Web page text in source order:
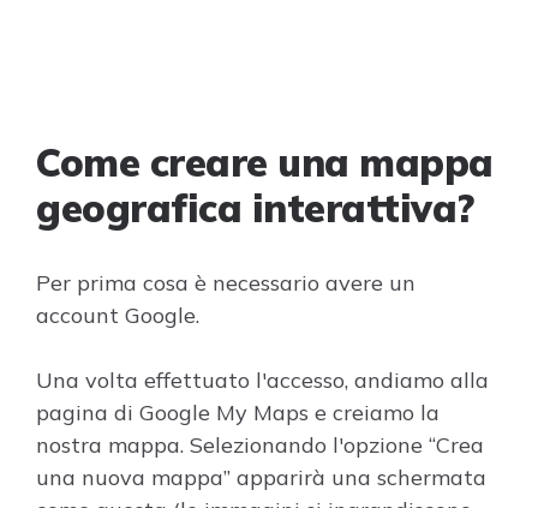
Come creare una mappa
geografica interattiva?
Per prima cosa è necessario avere un
account Google.
Una volta effettuato l'accesso, andiamo alla
pagina di Google My Maps e creiamo la
nostra mappa. Selezionando l'opzione “Crea
una nuova mappa” apparirà una schermata